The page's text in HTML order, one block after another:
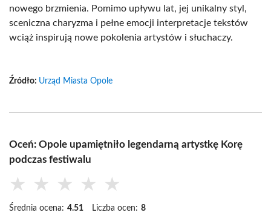
nowego brzmienia. Pomimo upływu lat, jej unikalny styl,
sceniczna charyzma i pełne emocji interpretacje tekstów
wciąż inspirują nowe pokolenia artystów i słuchaczy.
Źródło: Urząd Miasta Opole
Oceń: Opole upamiętniło legendarną artystkę Korę
podczas festiwalu
★ ★ ★ ★ ★
Średnia ocena: 4.51 Liczba ocen: 8